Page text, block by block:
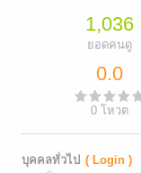
1,036
ยอดคนดู
0.0
0โหวต
บุคคลทั่วไป ( Login )